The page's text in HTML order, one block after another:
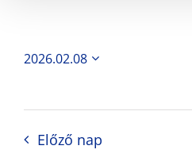
2026.02.08
Előző nap